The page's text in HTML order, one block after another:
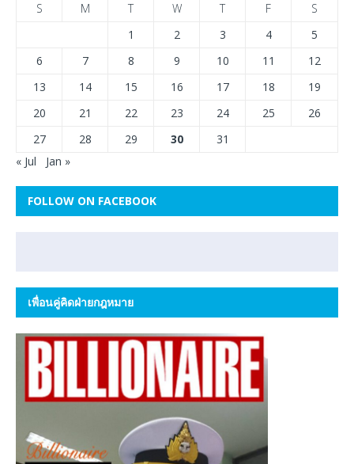
S M T W T F
S
1
2 3 4
5
6
7 8 9 10 11
12
13
14 15 16 17 18
19
20
21 22 23 24 25
26
27
28 29 30
31
« Jul
Jan »
FOLLOW ON FACEBOOK
เพื่อนคู่คิดฝ่ายกฎหมาย